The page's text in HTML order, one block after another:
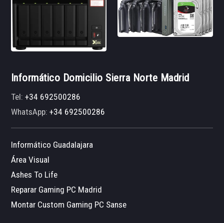
Informático Domicilio Sierra Norte Madrid
Tel:+34 692500286
WhatsApp:+34 692500286
Informático Guadalajara
Área Visual
Ashes To Life
Reparar Gaming PC Madrid
Montar Custom Gaming PC Sanse